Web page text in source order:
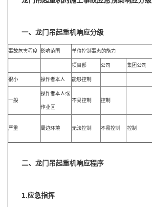
一、龙门吊起重机响应分级
事故危害程度 影响范围 单位控制事态的能力
项目部 公司 集团公司
很小 操作者本人 能够控制
一般
操作者本人或
作业区
不易控制 控制
严重 周边环境 无法控制 不易控制 控制
二、龙门吊起重机响应程序
1.应急指挥